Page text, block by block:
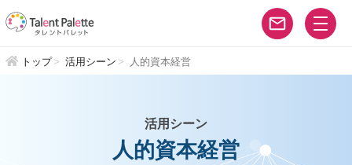
トップ 活用シーン 人的資本経営
活用シーン
人的資本経営